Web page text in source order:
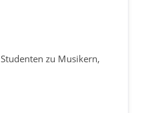
zu Musikern,